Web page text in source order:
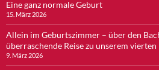
Eine ganz normale Geburt
15. März 2026
Allein im Geburtszimmer – über den
überraschende Reise zu unserem vierten
9. März 2026